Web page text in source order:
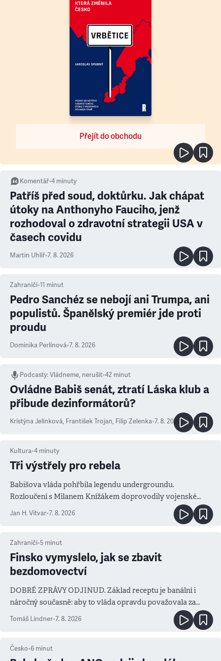
Přejít do obchodu
Komentář•4 minuty
Patříš před soud, doktůrku. Jak chápat
útoky na Anthonyho Fauciho, jenž
rozhodoval o zdravotní strategii USA v
časech covidu
Martin Uhlíř•7. 8. 2026
Zahraničí•11 minut
Pedro Sanchéz se nebojí ani Trumpa, ani
populistů. Španělský premiér jde proti
proudu
Dominika Perlínová•7. 8. 2026
Podcasty:Vládneme, nerušit•42 minut
Ovládne Babiš senát, ztratí Láska klub a
přibude dezinformátorů?
Kristýna Jelínková, František Trojan, Filip Zelenka•7. 8. 2026
Kultura•4 minuty
Tři výstřely pro rebela
Babišova vláda pohřbila legendu undergroundu.
Rozloučení s Milanem Knížákem doprovodily vojenské
salvy i kritika pokrokářů
Jan H. Vitvar•7. 8. 2026
Zahraničí•5 minut
Finsko vymyslelo, jak se zbavit
bezdomovectví
DOBRÉ ZPRÁVY ODJINUD. Základ receptu je banální i
náročný současně: aby to vláda opravdu považovala za
prioritu
Tomáš Lindner•7. 8. 2026
Česko•6 minut